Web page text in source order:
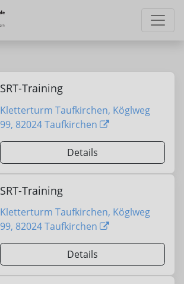
SRT-Training
Kletterturm Taufkirchen, Köglweg
99, 82024 Taufkirchen
Details
SRT-Training
Kletterturm Taufkirchen, Köglweg
99, 82024 Taufkirchen
Details